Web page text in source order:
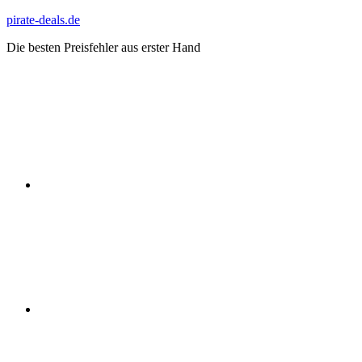
Zum
springen
pirate-deals.de
Die besten Preisfehler aus erster Hand